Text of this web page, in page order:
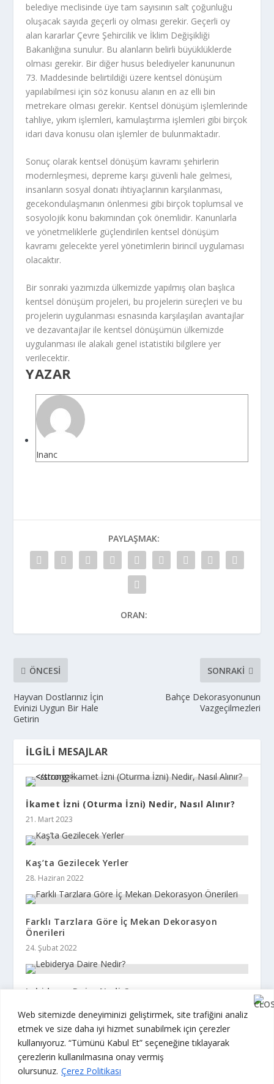
Web sitemizde deneyiminizi geliştirmek, site trafiğini analiz
etmek ve size daha iyi hizmet sunabilmek için çerezler
kullanıyoruz. “Tümünü Kabul Et” seçeneğine tıklayarak
çerezlerin kullanılmasına onay vermiş
olursunuz. Çerez Politikası
belediye meclisinde üye tam sayısının salt çoğunluğu
oluşacak sayıda geçerli oy olması gerekir. Geçerli oy
alan kararlar Çevre Şehircilik ve İklim Değişikliği
Bakanlığına sunulur. Bu alanların belirli büyüklüklerde
olması gerekir. Bir diğer husus belediyeler kanununun
73. Maddesinde belirtildiği üzere kentsel dönüşüm
yapılabilmesi için söz konusu alanın en az elli bin
metrekare olması gerekir. Kentsel dönüşüm işlemlerinde
tahliye, yıkım işlemleri, kamulaştırma işlemleri gibi birçok
idari dava konusu olan işlemler de bulunmaktadır.
Sonuç olarak kentsel dönüşüm kavramı şehirlerin
modernleşmesi, depreme karşı güvenli hale gelmesi,
insanların sosyal donatı ihtiyaçlarının karşılanması,
gecekondulaşmanın önlenmesi gibi birçok toplumsal ve
sosyolojik konu bakımından çok önemlidir. Kanunlarla
ve yönetmeliklerle güçlendirilen kentsel dönüşüm
kavramı gelecekte yerel yönetimlerin birincil uygulaması
olacaktır.
Bir sonraki yazımızda ülkemizde yapılmış olan başlıca
kentsel dönüşüm projeleri, bu projelerin süreçleri ve bu
projelerin uygulanması esnasında karşılaşılan avantajlar
ve dezavantajlar ile kentsel dönüşümün ülkemizde
uygulanması ile alakalı genel istatistiki bilgilere yer
verilecektir.
YAZAR
Inanc
PAYLAŞMAK:
ORAN:
ÖNCESI
Hayvan Dostlarınız İçin
Evinizi Uygun Bir Hale
Getirin
SONRAKI
Bahçe Dekorasyonunun
Vazgeçilmezleri
İLGILI MESAJLAR
İkamet İzni (Oturma İzni) Nedir, Nasıl Alınır?
21. Mart 2023
Kaş’ta Gezilecek Yerler
28. Haziran 2022
Farklı Tarzlara Göre İç Mekan Dekorasyon
Önerileri
24. Şubat 2022
Lebiderya Daire Nedir?
© 2026 The Mag 360. Tüm Hakları Saklıdır.